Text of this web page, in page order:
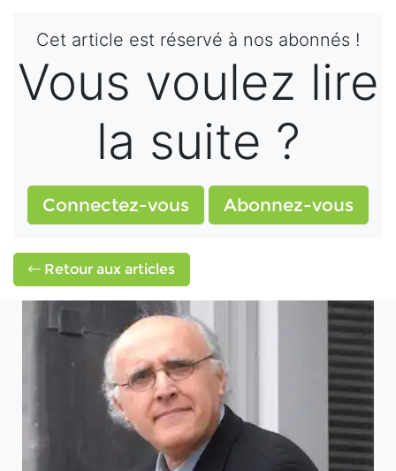
Cet article est réservé à nos abonnés !
Vous voulez lire
la suite ?
Connectez-vous Abonnez-vous
Retour aux articles